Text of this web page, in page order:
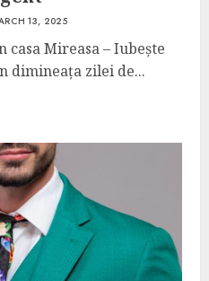
13, 2025
Mireasa – Iubește
dimineața zilei de...